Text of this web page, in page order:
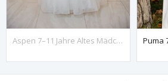
Aspen 7–11 Jahre Altes Mädchenkleid 30107, Gebrochenes Weiß